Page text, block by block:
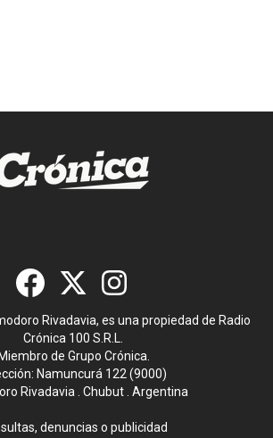
Rivadavia, es una propiedad de Radio
Crónica 100 S.R.L.
Miembro de Grupo Crónica.
Namuncurá 122 (9000)
Rivadavia . Chubut . Argentina
denuncias o publicidad